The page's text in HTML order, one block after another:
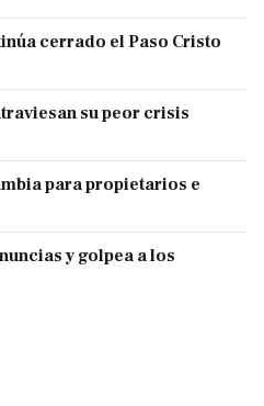
cerrado el Paso Cristo
su peor crisis
para propietarios e
y golpea a los